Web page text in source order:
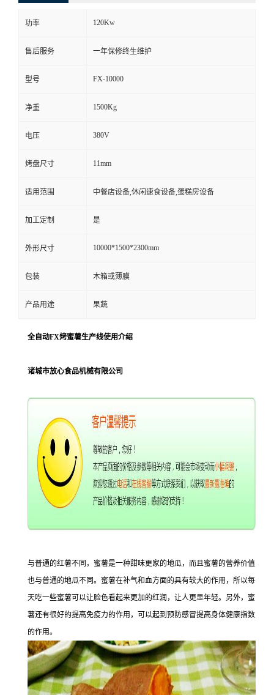
功率 120Kw
售后服务 一年保修终生维护
型号 FX-10000
净重 1500Kg
电压 380V
烤盘尺寸 11mm
适用范围 中餐店设备,休闲速食设备,蛋糕房设备
加工定制 是
外形尺寸 10000*1500*2300mm
包装 木箱或薄膜
产品用途 果蔬
全自动FX烤蜜薯生产线使用介绍
诸城市放心食品机械有限公司
与普通的红薯不同，蜜薯是一种甜味更家的地瓜，而且蜜薯的营养价值
也与普通的地瓜不同。蜜薯在补气和血方面的具有较大的作用，所以每
天吃一些蜜薯可以让脸色看起来更加的红润，让人更显年轻。另外，蜜
薯还有很好的提高免疫力的作用，可以起到预防感冒提高身体健康指数
的作用。